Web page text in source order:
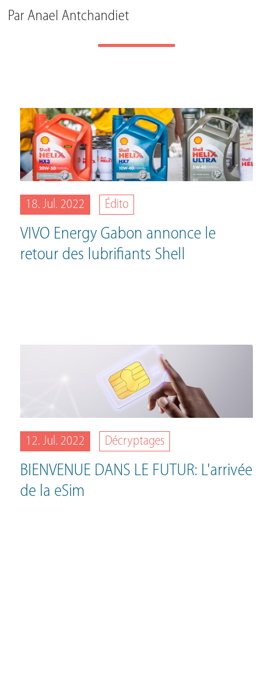
ParAnael Antchandiet
18. Jul. 2022 Édito
VIVO Energy Gabon annonce le
retour des lubrifiants Shell
12. Jul. 2022 Décryptages
BIENVENUE DANS LE FUTUR: L'arrivée
de la eSim